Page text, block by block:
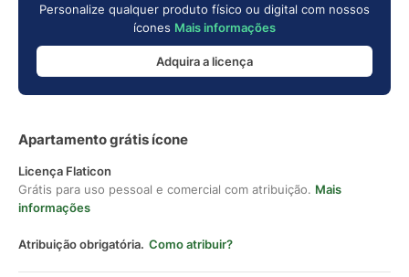
Personalize qualquer produto físico ou digital com nossos
ícones Mais informações
Adquira a licença
Apartamento grátis ícone
Licença Flaticon
Grátis para uso pessoal e comercial com atribuição. Mais
informações
Atribuição obrigatória. Como atribuir?